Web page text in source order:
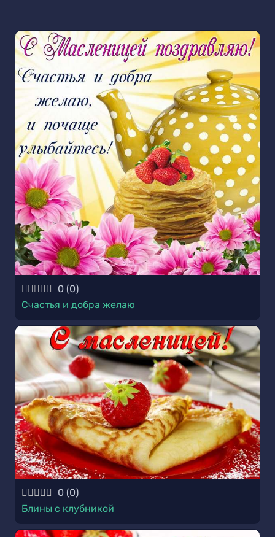
0 (0)
Счастья и добра желаю
0 (0)
Блины с клубникой